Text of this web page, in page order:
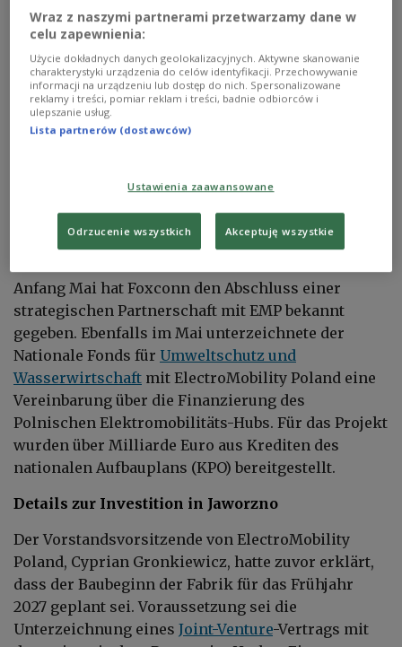
Taiwanern werden wir überElectroMobility Poland
in Jaworzno ein großes Zentrum aufbauen, das in
das gesamte Industrie- und Technologieökosystem
der Stadt und der Region eingebunden sein wird.
Geplant sind Fahrzeuge, voraussichtlich drei
Modelle der Mittelklasse, darunter SUVs“, kündigte
komplexe Verfahren zur Umsetzung des Projekts
abgeschlossen. „Also: Autos und Halbleiter“, fasste
der Ministerpräsident zusammen.
Anfang Mai hat Foxconn den Abschluss einer
strategischen Partnerschaft mit EMP bekannt
gegeben. Ebenfalls im Mai unterzeichnete der
Nationale Fonds für Umweltschutz und
Wasserwirtschaft mit ElectroMobility Poland eine
Vereinbarung über die Finanzierung des
Polnischen Elektromobilitäts-Hubs. Für das Projekt
wurden über Milliarde Euro aus Krediten des
nationalen Aufbauplans (KPO) bereitgestellt.
Details zur Investition in Jaworzno
Der Vorstandsvorsitzende von ElectroMobility
Poland, Cyprian Gronkiewicz, hatte zuvor erklärt,
dass der Baubeginn der Fabrik für das Frühjahr
2027 geplant sei. Voraussetzung sei die
Unterzeichnung eines Joint-Venture-Vertrags mit
Wraz z naszymi partnerami przetwarzamy dane w
celu zapewnienia:
Użycie dokładnych danych geolokalizacyjnych. Aktywne skanowanie
charakterystyki urządzenia do celów identyfikacji. Przechowywanie
informacji na urządzeniu lub dostęp do nich. Spersonalizowane
reklamy i treści, pomiar reklam i treści, badnie odbiorców i
ulepszanie usług.
Lista partnerów (dostawców)
Ustawienia zaawansowane
Odrzucenie wszystkich Akceptuję wszystkie